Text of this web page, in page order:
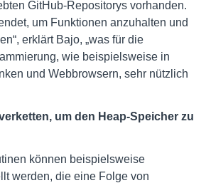
GitHub-Repositorys vorhanden.
um Funktionen anzuhalten und
erklärt Bajo, „was für die
wie beispielsweise in
und Webbrowsern, sehr nützlich
um den Heap-Speicher zu
können beispielsweise
werden, die eine Folge von